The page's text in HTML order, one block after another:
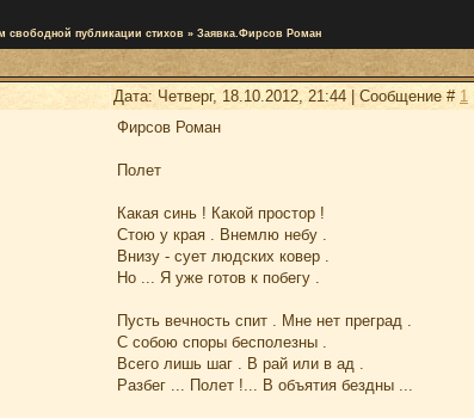
свободной публикации стихов » Заявка.Фирсов Роман
Дата: Четверг, 18.10.2012, 21:44 | Сообщение # 1
Фирсов Роман
Полет
Какая синь ! Какой простор !
Стою у края . Внемлю небу .
Внизу - сует людских ковер .
Но ... Я уже готов к побегу .
Пусть вечность спит . Мне нет преград .
С собою споры бесполезны .
Всего лишь шаг . В рай или в ад .
Разбег ... Полет !... В объятия бездны ...